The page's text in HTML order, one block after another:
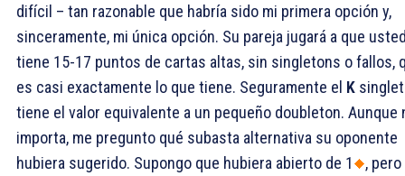
difícil – tan razonable que habría sido mi primera opción y,
sinceramente, mi única opción. Su pareja jugará a que
tiene 15-17 puntos de cartas altas, sin singletons o fallos,
es casi exactamente lo que tiene. Seguramente el K
tiene el valor equivalente a un pequeño doubleton. Aunque
importa, me pregunto qué subasta alternativa su oponente
hubiera sugerido. Supongo que hubiera abierto de 1
, pero